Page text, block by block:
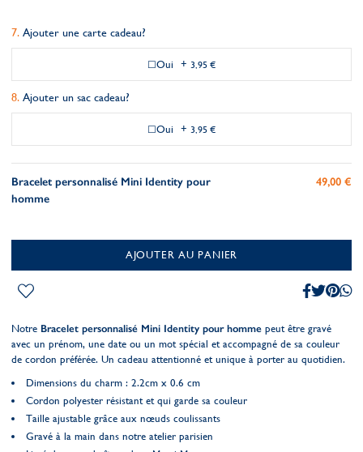
Ajouter une carte cadeau?
Oui + 3,95 €
Ajouter un sac cadeau?
Oui + 3,95 €
Bracelet personnalisé Mini Identity pour
homme
49,00 €
AJOUTER AU PANIER
Notre Bracelet personnalisé Mini Identity pour homme peut être gravé
avec un prénom, une date ou un mot spécial et accompagné de sa couleur
de cordon préférée. Un cadeau attentionné et unique à porter au quotidien.
Dimensions du charm : 2.2cm x 0.6 cm
Cordon polyester résistant et qui garde sa couleur
Taille ajustable grâce aux nœuds coulissants
Gravé à la main dans notre atelier parisien